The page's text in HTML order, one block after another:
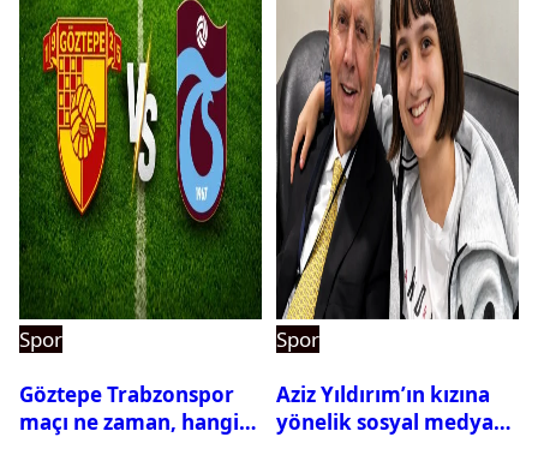
Spor
Göztepe Trabzonspor
maçı ne zaman, hangi
Spor
Aziz Yıldırım’ın kızına
yönelik sosyal medya